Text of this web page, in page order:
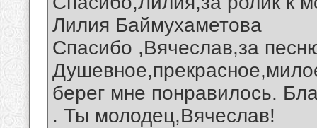
Лилия Баймухаметова
Спасибо ,Вячеслав,за
берег мне понравилось.
. Ты молодец,Вячеслав!